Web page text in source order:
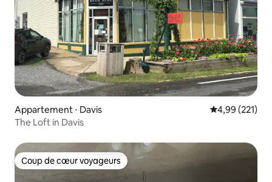
Appartement ⋅ Davis Évaluation
4,99 (221)
The Loft in Davis
Coup de cœur voyageurs
Coup de cœur voyageurs